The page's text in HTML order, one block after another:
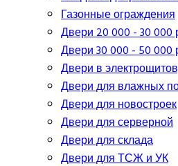
Газонные ограждения
Двери 20 000 - 30 000
Двери 30 000 - 50 000
Двери в
Двери для влажных
Двери для новостроек
Двери для серверной
Двери для склада
Двери для ТСЖ и УК